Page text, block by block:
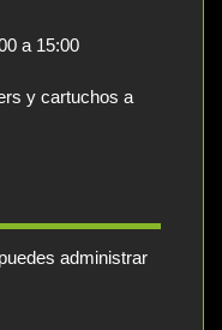
a 15:00
y cartuchos a
administrar